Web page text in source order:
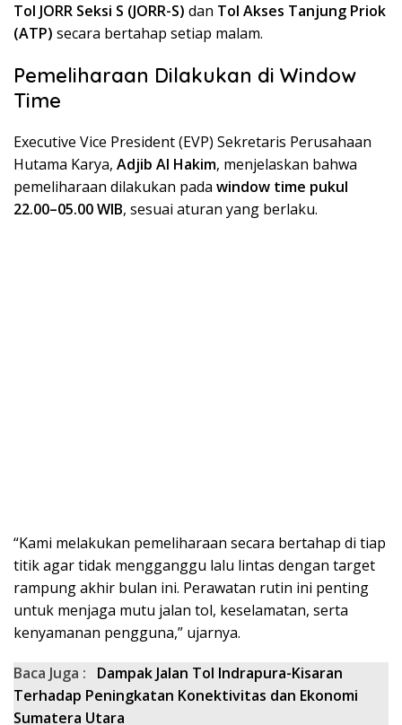
Tol JORR Seksi S (JORR-S) dan Tol Akses Tanjung Priok
(ATP) secara bertahap setiap malam.
Pemeliharaan Dilakukan di Window
Time
Executive Vice President (EVP) Sekretaris Perusahaan
Hutama Karya, Adjib Al Hakim, menjelaskan bahwa
pemeliharaan dilakukan pada window time pukul
22.00–05.00 WIB, sesuai aturan yang berlaku.
“Kami melakukan pemeliharaan secara bertahap di tiap
titik agar tidak mengganggu lalu lintas dengan target
rampung akhir bulan ini. Perawatan rutin ini penting
untuk menjaga mutu jalan tol, keselamatan, serta
kenyamanan pengguna,” ujarnya.
Baca Juga :
Dampak Jalan Tol Indrapura-Kisaran
Terhadap Peningkatan Konektivitas dan Ekonomi
Sumatera Utara